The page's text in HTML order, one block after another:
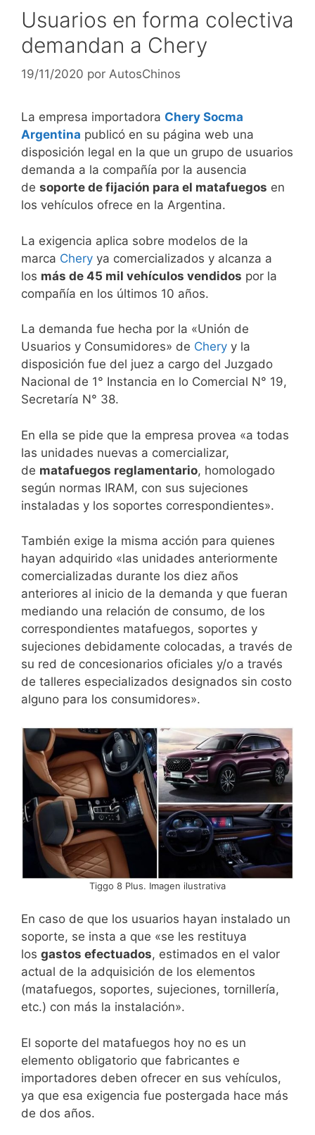
Usuarios en forma colectiva
demandan a Chery
19/11/2020 por AutosChinos
La empresa importadora Chery Socma
Argentina publicó en su página web una
disposición legal en la que un grupo de usuarios
demanda a la compañía por la ausencia
de soporte de fijación para el matafuegos en
los vehículos ofrece en la Argentina.
La exigencia aplica sobre modelos de la
marca Chery ya comercializados y alcanza a
los más de 45 mil vehículos vendidos por la
compañía en los últimos 10 años.
La demanda fue hecha por la «Unión de
Usuarios y Consumidores» de Chery y la
disposición fue del juez a cargo del Juzgado
Nacional de 1° Instancia en lo Comercial N° 19,
Secretaría N° 38.
En ella se pide que la empresa provea «a todas
las unidades nuevas a comercializar,
de matafuegos reglamentario, homologado
según normas IRAM, con sus sujeciones
instaladas y los soportes correspondientes».
También exige la misma acción para quienes
hayan adquirido «las unidades anteriormente
comercializadas durante los diez años
anteriores al inicio de la demanda y que fueran
mediando una relación de consumo, de los
correspondientes matafuegos, soportes y
sujeciones debidamente colocadas, a través de
su red de concesionarios oficiales y/o a través
de talleres especializados designados sin costo
alguno para los consumidores».
Tiggo 8 Plus. Imagen ilustrativa
En caso de que los usuarios hayan instalado un
soporte, se insta a que «se les restituya
los gastos efectuados, estimados en el valor
actual de la adquisición de los elementos
(matafuegos, soportes, sujeciones, tornillería,
etc.) con más la instalación».
El soporte del matafuegos hoy no es un
elemento obligatorio que fabricantes e
importadores deben ofrecer en sus vehículos,
ya que esa exigencia fue postergada hace más
de dos años.